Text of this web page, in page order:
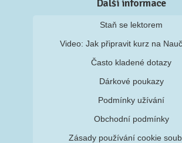
Další informace
Staň se lektorem
Video: Jak připravit kurz na
Často kladené dotazy
Dárkové poukazy
Podmínky užívání
Obchodní podmínky
Zásady používání cookie